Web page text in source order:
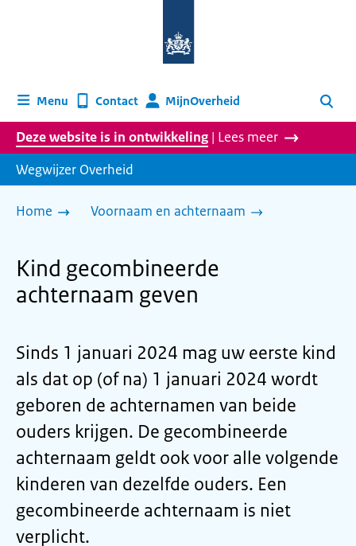
homepage
Menu Contact MijnOverheid Zoeken
Deze website is in ontwikkeling | Lees meer
Wegwijzer Overheid
Home Voornaam en achternaam
Kind gecombineerde
achternaam geven
Sinds 1 januari 2024 mag uw eerste kind
als dat op (of na) 1 januari 2024 wordt
geboren de achternamen van beide
ouders krijgen. De gecombineerde
achternaam geldt ook voor alle volgende
kinderen van dezelfde ouders. Een
gecombineerde achternaam is niet
verplicht.